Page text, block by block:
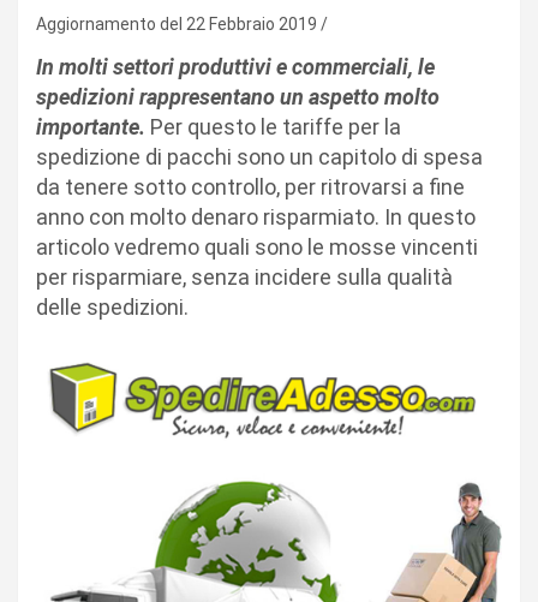
Aggiornamento del 22 Febbraio 2019
In molti settori produttivi e commerciali, le
spedizioni rappresentano un aspetto molto
importante. Per questo le tariffe per la
spedizione di pacchi sono un capitolo di spesa
da tenere sotto controllo, per ritrovarsi a fine
anno con molto denaro risparmiato. In questo
articolo vedremo quali sono le mosse vincenti
per risparmiare, senza incidere sulla qualità
delle spedizioni.